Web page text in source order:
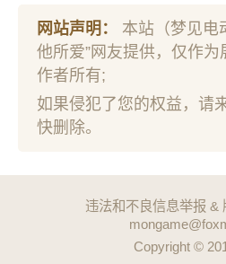
网站声明：
本站（梦见电
他所爱”网友提供，仅作
作者所有;
如果侵犯了您的权益，请
快删除。
违法和不良信息举报 &
Copyright ©